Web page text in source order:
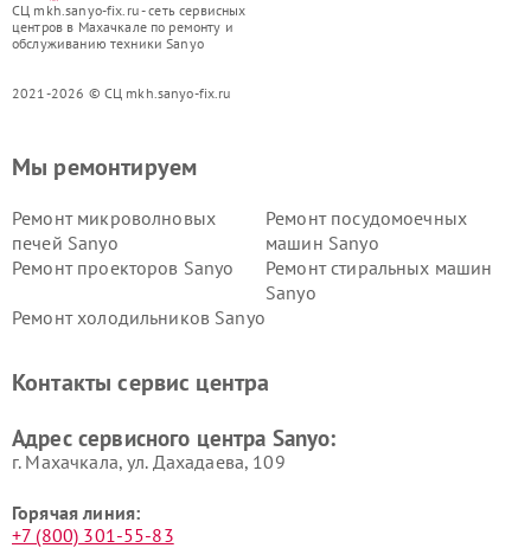
СЦ mkh.sanyo-fix.ru - сеть сервисных
центров в Махачкале по ремонту и
обслуживанию техники Sanyo
2021-2026 © СЦ mkh.sanyo-fix.ru
Мы ремонтируем
Ремонт микроволновых
печей Sanyo
Ремонт посудомоечных
машин Sanyo
Ремонт проекторов Sanyo
Ремонт стиральных машин
Sanyo
Ремонт холодильников Sanyo
Контакты сервис центра
Адрес сервисного центра Sanyo:
г. Махачкала, ул. Дахадаева, 109
Горячая линия:
+7 (800) 301-55-83